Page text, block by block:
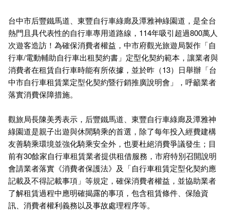
台中市后豐鐵馬道、東豐自行車綠廊及潭雅神綠園道，是全台
熱門且具代表性的自行車專用道路線，114年吸引超過800萬人
次遊客造訪！為確保消費者權益，中市府觀光旅遊局製作「自
行車/電動輔助自行車出租契約書」定型化契約範本，讓業者與
消費者在租賃自行車時能有所依據，並於昨（13）日舉辦「台
中市自行車租賃業定型化契約暨行銷推廣說明會」，呼籲業者
落實消費保障措施。
觀旅局長陳美秀表示，后豐鐵馬道、東豐自行車綠廊及潭雅神
綠園道是親子出遊與休閒騎乘的首選，除了每年投入經費建構
友善騎乘環境並強化騎乘安全外，也要杜絕消費爭議發生；目
前有30餘家自行車租賃業者提供租借服務，市府特別召開說明
會請業者落實《消費者保護法》及「自行車租賃定型化契約應
記載及不得記載事項」等規定，確保消費者權益，並協助業者
了解租賃過程中應明確揭露的事項，包含租賃條件、保險資
訊、消費者權利義務以及事故處理程序等。